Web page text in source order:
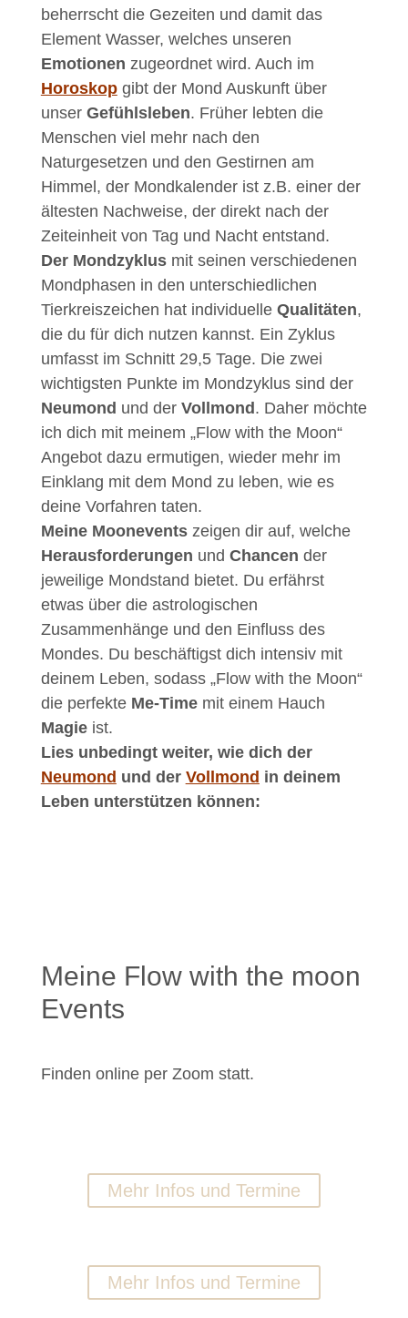
beherrscht die Gezeiten und damit das
Element Wasser, welches unseren
Emotionen zugeordnet wird. Auch im
Horoskopgibt der Mond Auskunft über
unser Gefühlsleben. Früher lebten die
Menschen viel mehr nach den
Naturgesetzen und den Gestirnen am
Himmel, der Mondkalender ist z.B. einer der
ältesten Nachweise, der direkt nach der
Zeiteinheit von Tag und Nacht entstand.
Der Mondzyklusmit seinen verschiedenen
Mondphasen in den unterschiedlichen
Tierkreiszeichen hat individuelle Qualitäten,
die du für dich nutzen kannst. Ein Zyklus
umfasst im Schnitt 29,5 Tage. Die zwei
wichtigsten Punkte im Mondzyklus sind der
Neumond und der Vollmond . Daher möchte
ich dich mit meinem „Flow with the Moon“
Angebot dazu ermutigen, wieder mehr im
Einklang mit dem Mond zu leben, wie es
deine Vorfahren taten.
Meine Mooneventszeigen dir auf, welche
Herausforderungen und Chancen der
jeweilige Mondstand bietet. Du erfährst
etwas über die astrologischen
Zusammenhänge und den Einfluss des
Mondes. Du beschäftigst dich intensiv mit
deinem Leben, sodass „Flow with the Moon“
die perfekte Me-Timemit einem Hauch
Magieist.
Lies unbedingt weiter, wie dich der
Neumond und der Vollmond in deinem
Leben unterstützen können:
Meine Flow with the moon
Events
Finden online per Zoom statt.
Mehr Infos und Termine
Mehr Infos und Termine